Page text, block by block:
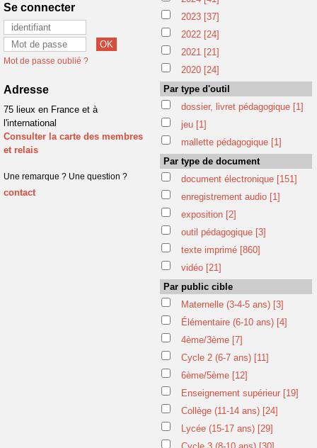
Se connecter
Mot de passe oublié ?
Adresse
75 lieux en France et à
l'international
Consulter la carte des membres
et relais
Une remarque ? Une question ?
contact
2023 [37]
2022 [24]
2021 [21]
2020 [24]
Par type d'outil
dossier, livret pédagogique [1]
jeu [1]
mallette pédagogique [1]
Par type de document
document électronique [151]
enregistrement audio [1]
exposition [2]
outil pédagogique [3]
texte imprimé [860]
vidéo [21]
Par public cible
Maternelle (3-4-5 ans) [3]
Élémentaire (6-10 ans) [4]
4ème/3ème [7]
Cycle 2 (6-7 ans) [11]
6ème/5ème [12]
Enseignement supérieur [19]
Collège (11-14 ans) [24]
Lycée (15-17 ans) [29]